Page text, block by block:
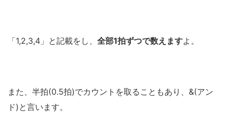
「1,2,3,4」と記載をし、 全部1拍ずつで数えますよ。
また、半拍(0.5拍)でカウントを取ることもあり、&(アン
ド)と言います。